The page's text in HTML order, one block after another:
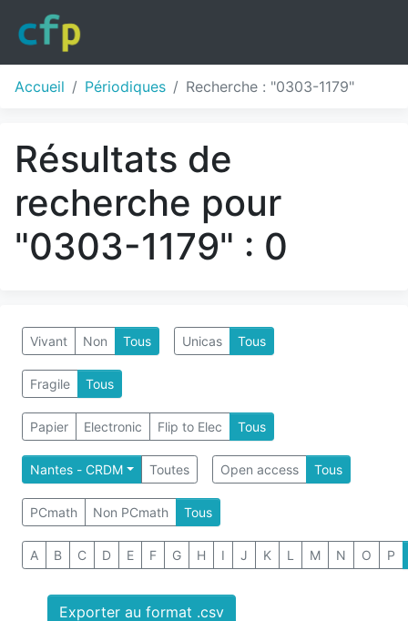
Accueil Périodiques Recherche : "0303-1179"
Résultats de
recherche pour
"0303-1179" : 0
Vivant Non Tous Unicas Tous
Fragile Tous
Papier Electronic Flip to Elec Tous
Nantes - CRDM Toutes Open access Tous
PCmath Non PCmath Tous
A B C D E F G H I J K L M N O P
Exporter au format .csv